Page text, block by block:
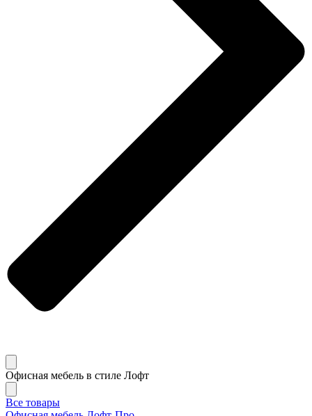
Офисная мебель в стиле Лофт
Все товары